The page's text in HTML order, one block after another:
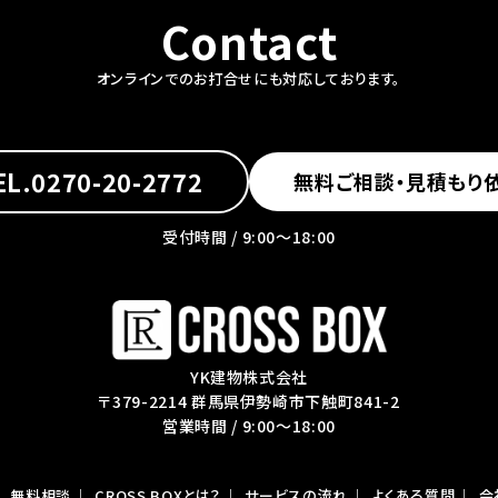
Contact
オンラインでのお打合せにも対応しております。
20-2772 無料ご相談・見積もり
受付時間 / 9:00〜18:00
YK建物株式会社
〒379-2214 群馬県伊勢崎市下触町841-2
営業時間 / 9:00～18:00